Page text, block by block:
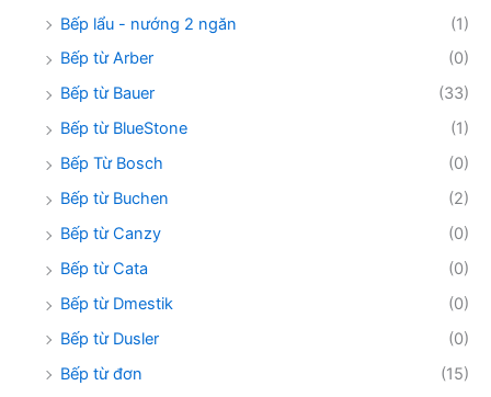
Bếp lẩu - nướng 2 ngăn
(1)
Bếp từ Arber
(0)
Bếp từ Bauer
(33)
Bếp từ BlueStone
(1)
Bếp Từ Bosch
(0)
Bếp từ Buchen
(2)
Bếp từ Canzy
(0)
Bếp từ Cata
(0)
Bếp từ Dmestik
(0)
Bếp từ Dusler
(0)
Bếp từ đơn
(15)